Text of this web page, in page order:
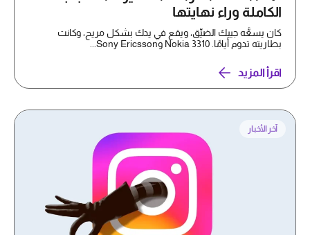
الكاملة وراء نهايتها
كان يسعُّه جيبك الضيِّق، ويقع في يدك بشكل مريح، وكانت
بطاريته تدوم أيامًا. Nokia 3310 وSony Ericsson...
اقرأ المزيد
آخر الأخبار